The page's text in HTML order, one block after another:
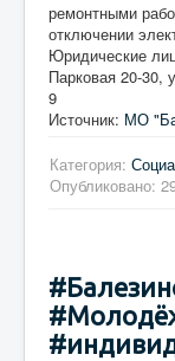
ремонтными
отключении
Юридические
Парковая 20-30,
9
Источник: МО
Категория:
Опубликовано: